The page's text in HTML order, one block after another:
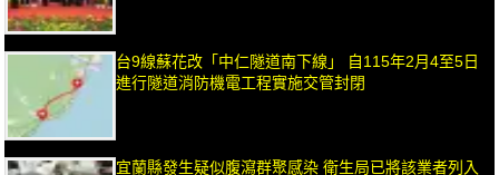
台9線蘇花改「中仁隧道南下線」 自115年2月4至5日
進行隧道消防機電工程實施交管封閉
宜蘭縣發生疑似腹瀉群聚感染 衛生局已將該業者列入